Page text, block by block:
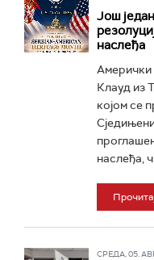
Још
наслеђа
Амерички
Клауд из
којом се
наслеђа,
СРЕДА, 05.